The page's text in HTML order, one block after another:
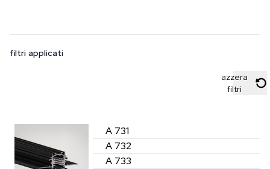
filtri applicati
azzera
filtri
A 731
A 732
A 733